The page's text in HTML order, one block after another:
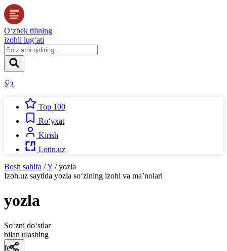
O‘zbek tilining
izohli lug‘ati
ЎЗ
Top 100
Ro‘yxat
Kirish
Lotin.uz
Bosh sahifa /Y / yozla
Izoh.uz saytida yozla so‘zining izohi va ma’nolari
yozla
So‘zni do‘stlar
bilan ulashing
fe’l